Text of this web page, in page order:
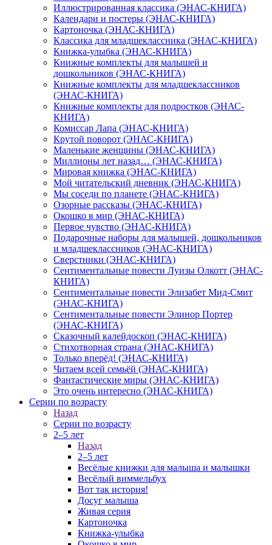
Иллюстрированная классика (ЭНАС-КНИГА)
Календари и постеры (ЭНАС-КНИГА)
Картоночка (ЭНАС-КНИГА)
Классика для младшеклассника (ЭНАС-КНИГА)
Книжка-улыбка (ЭНАС-КНИГА)
Книжные комплекты для малышей и
дошкольников (ЭНАС-КНИГА)
Книжные комплекты для младшеклассников
(ЭНАС-КНИГА)
Книжные комплекты для подростков (ЭНАС-
КНИГА)
Комиссар Лапа (ЭНАС-КНИГА)
Крутой поворот (ЭНАС-КНИГА)
Маленькие женщины (ЭНАС-КНИГА)
Миллионы лет назад… (ЭНАС-КНИГА)
Мировая книжка (ЭНАС-КНИГА)
Мой читательский дневник (ЭНАС-КНИГА)
Мы соседи по планете (ЭНАС-КНИГА)
Озорные рассказы (ЭНАС-КНИГА)
Окошко в мир (ЭНАС-КНИГА)
Первое чувство (ЭНАС-КНИГА)
Подарочные наборы для малышей, дошкольников
и младшеклассников (ЭНАС-КНИГА)
Сверстники (ЭНАС-КНИГА)
Сентиментальные повести Луизы Олкотт (ЭНАС-
КНИГА)
Сентиментальные повести Элизабет Мид-Смит
(ЭНАС-КНИГА)
Сентиментальные повести Элинор Портер
(ЭНАС-КНИГА)
Сказочный калейдоскоп (ЭНАС-КНИГА)
Стихотворная страна (ЭНАС-КНИГА)
Только вперёд! (ЭНАС-КНИГА)
Читаем всей семьёй (ЭНАС-КНИГА)
Фантастические миры (ЭНАС-КНИГА)
Это очень интересно (ЭНАС-КНИГА)
Серии по возрасту
Назад
Серии по возрасту
2–5 лет
Назад
2–5 лет
Весёлые книжки для малыша и малышки
Весёлый виммельбух
Вот так история!
Досуг малыша
Живая серия
Картоночка
Книжка-улыбка